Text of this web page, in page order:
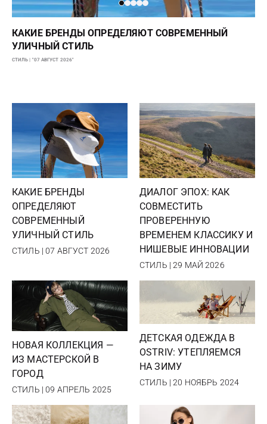
КАКИЕ БРЕНДЫ ОПРЕДЕЛЯЮТ СОВРЕМЕННЫЙ
УЛИЧНЫЙ СТИЛЬ
СТИЛЬ | "07 АВГУСТ 2026"
КАКИЕ БРЕНДЫ
ОПРЕДЕЛЯЮТ
СОВРЕМЕННЫЙ
УЛИЧНЫЙ СТИЛЬ
СТИЛЬ | 07 АВГУСТ 2026
ДИАЛОГ ЭПОХ: КАК
СОВМЕСТИТЬ
ПРОВЕРЕННУЮ
ВРЕМЕНЕМ КЛАССИКУ И
НИШЕВЫЕ ИННОВАЦИИ
СТИЛЬ | 29 МАЙ 2026
НОВАЯ КОЛЛЕКЦИЯ —
ИЗ МАСТЕРСКОЙ В
ГОРОД
СТИЛЬ | 09 АПРЕЛЬ 2025
ДЕТСКАЯ ОДЕЖДА В
OSTRIV: УТЕПЛЯЕМСЯ
НА ЗИМУ
СТИЛЬ | 20 НОЯБРЬ 2024